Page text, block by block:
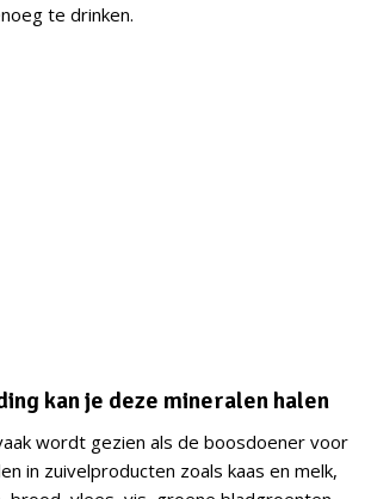
te drinken.
kan je deze mineralen halen
wordt gezien als de boosdoener voor
in zuivelproducten zoals kaas en melk,